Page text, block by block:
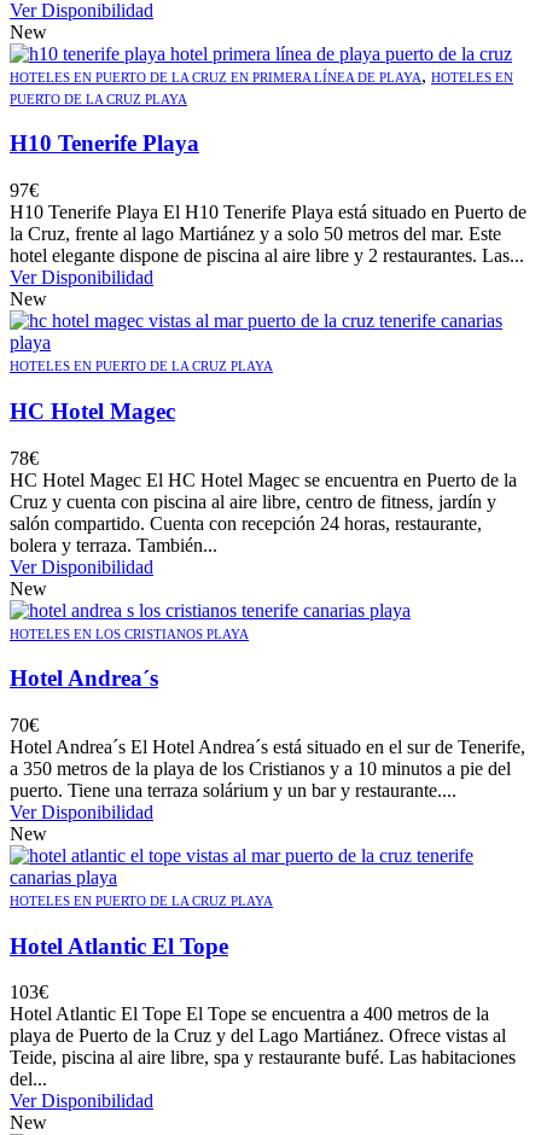
Ver Disponibilidad
New
HOTELES EN PUERTO DE LA CRUZ EN PRIMERA LÍNEA DE PLAYA, HOTELES EN
PUERTO DE LA CRUZ PLAYA
H10 Tenerife Playa
97€
H10 Tenerife Playa El H10 Tenerife Playa está situado en Puerto de
la Cruz, frente al lago Martiánez y a solo 50 metros del mar. Este
hotel elegante dispone de piscina al aire libre y 2 restaurantes. Las...
Ver Disponibilidad
New
HOTELES EN PUERTO DE LA CRUZ PLAYA
HC Hotel Magec
78€
HC Hotel Magec El HC Hotel Magec se encuentra en Puerto de la
Cruz y cuenta con piscina al aire libre, centro de fitness, jardín y
salón compartido. Cuenta con recepción 24 horas, restaurante,
bolera y terraza. También...
Ver Disponibilidad
New
HOTELES EN LOS CRISTIANOS PLAYA
Hotel Andrea´s
70€
Hotel Andrea´s El Hotel Andrea´s está situado en el sur de Tenerife,
a 350 metros de la playa de los Cristianos y a 10 minutos a pie del
puerto. Tiene una terraza solárium y un bar y restaurante....
Ver Disponibilidad
New
HOTELES EN PUERTO DE LA CRUZ PLAYA
Hotel Atlantic El Tope
103€
Hotel Atlantic El Tope El Tope se encuentra a 400 metros de la
playa de Puerto de la Cruz y del Lago Martiánez. Ofrece vistas al
Teide, piscina al aire libre, spa y restaurante bufé. Las habitaciones
del...
Ver Disponibilidad
New